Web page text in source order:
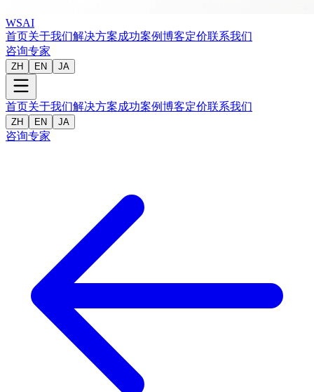
WSAI
首页关于我们解决方案成功案例博客定价联系我们
咨询专家
ZH EN JA
首页关于我们解决方案成功案例博客定价联系我们
ZH EN JA
咨询专家